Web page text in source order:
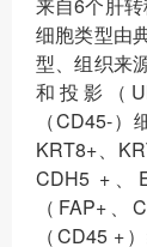
细胞类型由
型、组织来
和投影（
（CD45-
KRT8+、
CDH5 +、
（FAP+
（CD45 +